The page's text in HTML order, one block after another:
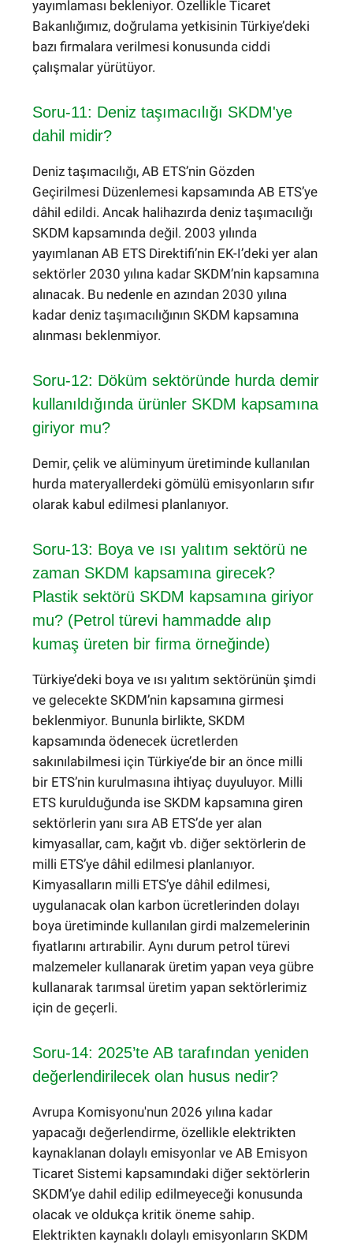
yayımlaması bekleniyor. Özellikle Ticaret
Bakanlığımız, doğrulama yetkisinin Türkiye’deki
bazı firmalara verilmesi konusunda ciddi
çalışmalar yürütüyor.
Soru-11: Deniz taşımacılığı SKDM'ye
dahil midir?
Deniz taşımacılığı, AB ETS’nin Gözden
Geçirilmesi Düzenlemesi kapsamında AB ETS’ye
dâhil edildi. Ancak halihazırda deniz taşımacılığı
SKDM kapsamında değil. 2003 yılında
yayımlanan AB ETS Direktifi’nin EK-I’deki yer alan
sektörler 2030 yılına kadar SKDM’nin kapsamına
alınacak. Bu nedenle en azından 2030 yılına
kadar deniz taşımacılığının SKDM kapsamına
alınması beklenmiyor.
Soru-12: Döküm sektöründe hurda demir
kullanıldığında ürünler SKDM kapsamına
giriyor mu?
Demir, çelik ve alüminyum üretiminde kullanılan
hurda materyallerdeki gömülü emisyonların sıfır
olarak kabul edilmesi planlanıyor.
Soru-13: Boya ve ısı yalıtım sektörü ne
zaman SKDM kapsamına girecek?
Plastik sektörü SKDM kapsamına giriyor
mu? (Petrol türevi hammadde alıp
kumaş üreten bir firma örneğinde)
Türkiye’deki boya ve ısı yalıtım sektörünün şimdi
ve gelecekte SKDM’nin kapsamına girmesi
beklenmiyor. Bununla birlikte, SKDM
kapsamında ödenecek ücretlerden
sakınılabilmesi için Türkiye’de bir an önce milli
bir ETS’nin kurulmasına ihtiyaç duyuluyor. Milli
ETS kurulduğunda ise SKDM kapsamına giren
sektörlerin yanı sıra AB ETS’de yer alan
kimyasallar, cam, kağıt vb. diğer sektörlerin de
milli ETS’ye dâhil edilmesi planlanıyor.
Kimyasalların milli ETS’ye dâhil edilmesi,
uygulanacak olan karbon ücretlerinden dolayı
boya üretiminde kullanılan girdi malzemelerinin
fiyatlarını artırabilir. Aynı durum petrol türevi
malzemeler kullanarak üretim yapan veya gübre
kullanarak tarımsal üretim yapan sektörlerimiz
için de geçerli.
Soru-14: 2025’te AB tarafından yeniden
değerlendirilecek olan husus nedir?
Avrupa Komisyonu'nun 2026 yılına kadar
yapacağı değerlendirme, özellikle elektrikten
kaynaklanan dolaylı emisyonlar ve AB Emisyon
Ticaret Sistemi kapsamındaki diğer sektörlerin
SKDM’ye dahil edilip edilmeyeceği konusunda
olacak ve oldukça kritik öneme sahip.
Elektrikten kaynaklı dolaylı emisyonların SKDM